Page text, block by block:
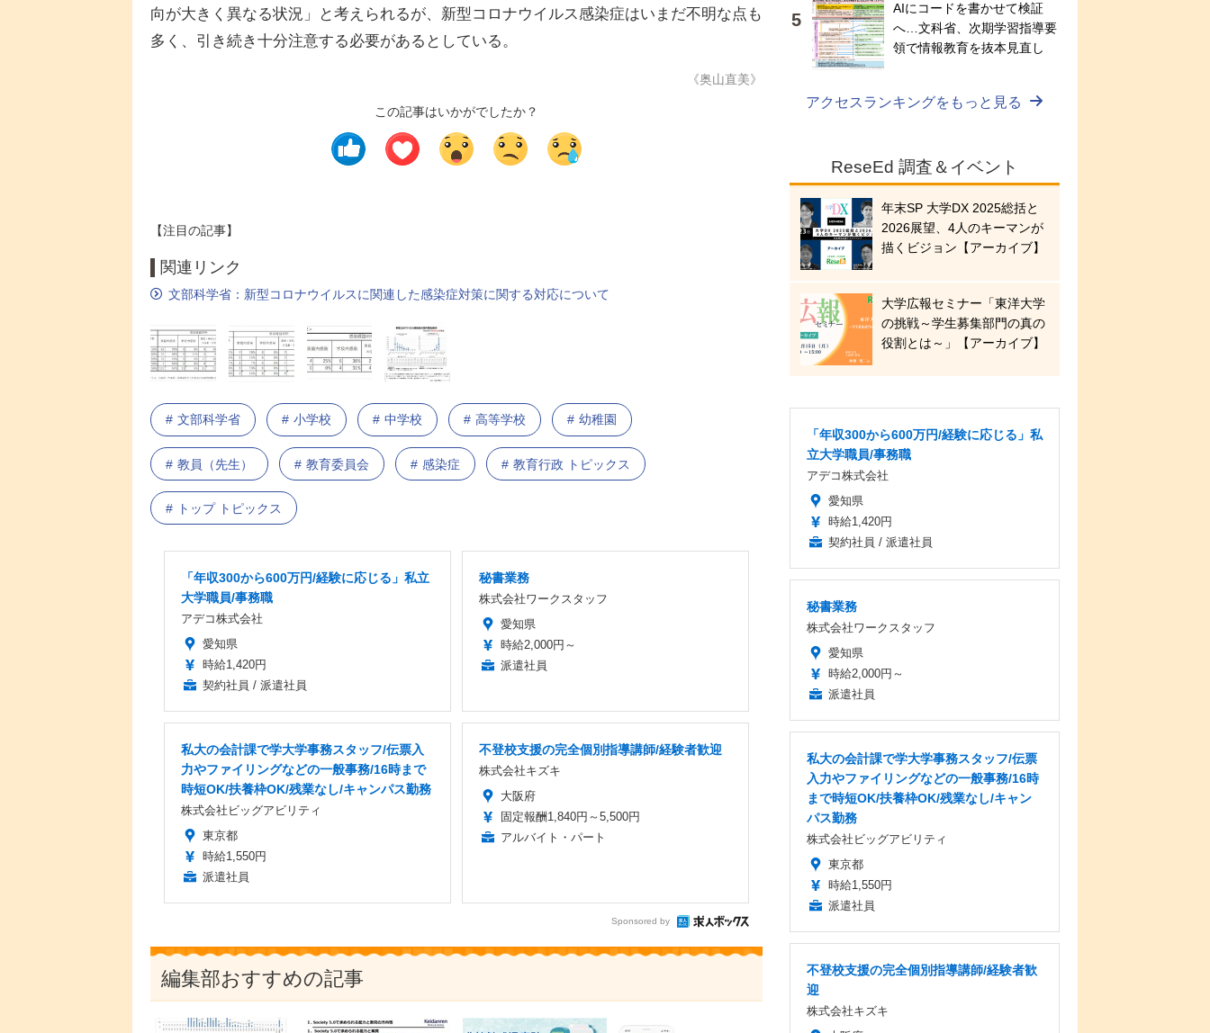
向が大きく異なる状況」と考えられるが、新型コロナウイルス感染症はいまだ不明な点も
多く、引き続き十分注意する必要があるとしている。
《奥山直美》
この記事はいかがでしたか？
【注目の記事】
関連リンク
文部科学省：新型コロナウイルスに関連した感染症対策に関する対応について
文部科学省 小学校 中学校 高等学校 幼稚園
教員（先生） 教育委員会 感染症 教育行政 トピックス
トップ トピックス
「年収300から600万円/経験に応じる」私立
大学職員/事務職
アデコ株式会社
愛知県
時給1,420円
契約社員 / 派遣社員
秘書業務
株式会社ワークスタッフ
愛知県
時給2,000円～
派遣社員
私大の会計課で学大学事務スタッフ/伝票入
力やファイリングなどの一般事務/16時まで
時短OK/扶養枠OK/残業なし/キャンパス勤務
株式会社ビッグアビリティ
東京都
時給1,550円
派遣社員
不登校支援の完全個別指導講師/経験者歓迎
株式会社キズキ
大阪府
固定報酬1,840円～5,500円
アルバイト・パート
Sponsored by
編集部おすすめの記事
AIにコードを書かせて検証
へ…文科省、次期学習指導要
領で情報教育を抜本見直し
アクセスランキングをもっと見る
ReseEd 調査＆イベント
年末SP 大学DX 2025総括と
2026展望、4人のキーマンが
描くビジョン【アーカイブ】
大学広報セミナー「東洋大学
の挑戦～学生募集部門の真の
役割とは～」【アーカイブ】
「年収300から600万円/経験に応じる」私
立大学職員/事務職
アデコ株式会社
愛知県
時給1,420円
契約社員 / 派遣社員
秘書業務
株式会社ワークスタッフ
愛知県
時給2,000円～
派遣社員
私大の会計課で学大学事務スタッフ/伝票
入力やファイリングなどの一般事務/16時
まで時短OK/扶養枠OK/残業なし/キャン
パス勤務
株式会社ビッグアビリティ
東京都
時給1,550円
派遣社員
不登校支援の完全個別指導講師/経験者歓
迎
株式会社キズキ